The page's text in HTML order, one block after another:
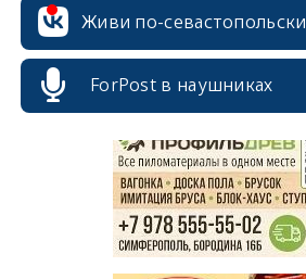
Живи по-севастопольски
ForPost в наушниках